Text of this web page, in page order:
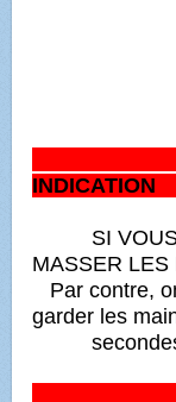
INDICATION
SI VOUS
MASSER LES
Par contre,
garder
secondes